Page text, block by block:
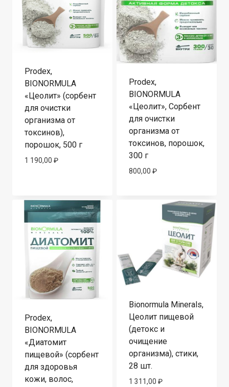
Prodex,
BIONORMULA
«Цеолит» (сорбент
для очистки
организма от
токсинов),
порошок, 500 г
1 190,00 ₽
Prodex,
BIONORMULA
«Цеолит», Сорбент
для очистки
организма от
токсинов, порошок,
300 г
800,00 ₽
Prodex,
BIONORMULA
«Диатомит
пищевой» (сорбент
для здоровья
кожи, волос,
Bionormula Minerals,
Цеолит пищевой
(детокс и
очищение
организма), стики,
28 шт.
1 311,00 ₽